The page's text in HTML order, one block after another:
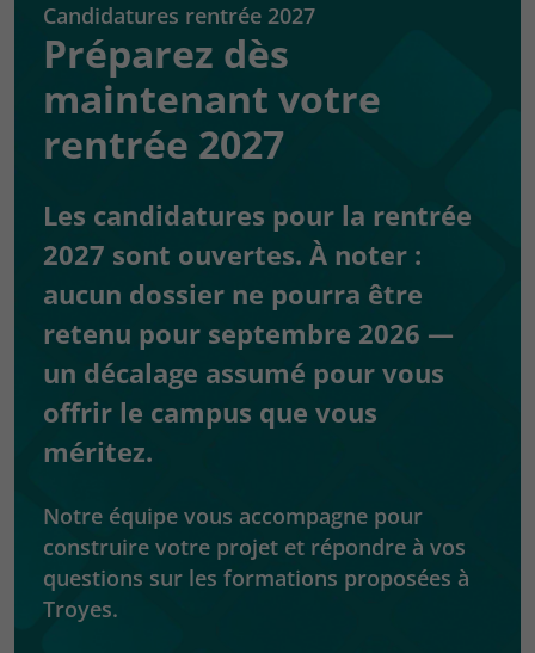
Candidatures rentrée 2027
Préparez dès
maintenant votre
rentrée 2027
Les candidatures pour la rentrée
2027 sont ouvertes. À noter :
aucun dossier ne pourra être
retenu pour septembre 2026 —
un décalage assumé pour vous
offrir le campus que vous
méritez.
Notre équipe vous accompagne pour
construire votre projet et répondre à vos
questions sur les formations proposées à
Troyes.